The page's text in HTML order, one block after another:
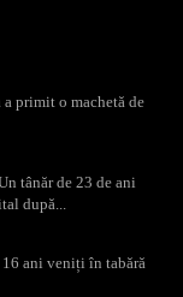
primit o machetă de
tânăr de 23 de ani
după...
ani veniți în tabără